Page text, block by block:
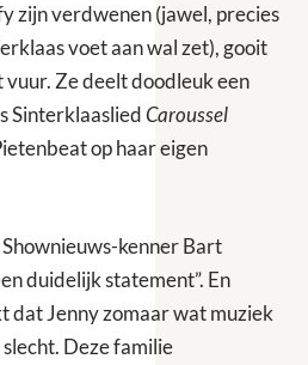
zijn verdwenen (jawel, precies
voet aan wal zet), gooit
vuur. Ze deelt doodleuk een
SinterklaasliedCaroussel
op haar eigen
kenner Bart
duidelijk statement”. En
dat Jenny zomaar wat muziek
Deze familie